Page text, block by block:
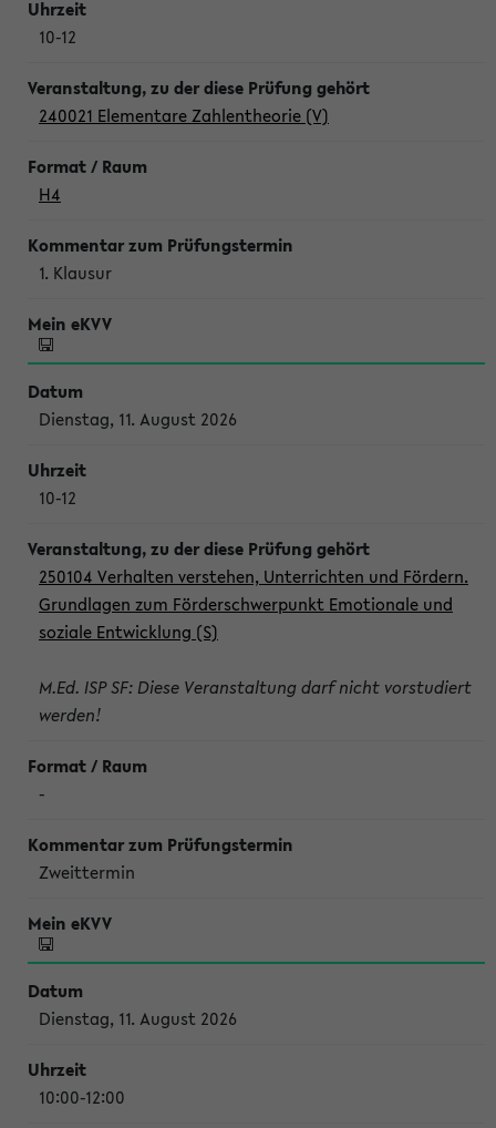
10-12
240021 Elementare Zahlentheorie (V)
H4
1. Klausur
Dienstag, 11. August 2026
10-12
250104 Verhalten verstehen, Unterrichten und Fördern.
Grundlagen zum Förderschwerpunkt Emotionale und
soziale Entwicklung (S)
M.Ed. ISP SF: Diese Veranstaltung darf nicht vorstudiert
werden!
-
Zweittermin
Dienstag, 11. August 2026
10:00-12:00